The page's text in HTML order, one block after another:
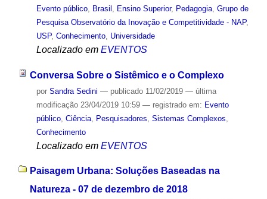
Evento público, Brasil Ensino Superior, Pedagogia, Grupo de
Pesquisa Observatório da Inovação e Competitividade - NAP,
USP, Conhecimento, Universidade
Localizado em EVENTOS
Conversa Sobre o Sistêmico e o Complexo
por Sandra Sedini — publicado11/02/2019 — última
modificação23/04/2019 10:59 — registrado em: Evento
público, Ciência, Pesquisadores Sistemas Complexos
Conhecimento
Localizado em EVENTOS
Paisagem Urbana: Soluções Baseadas na
Natureza - 07 de dezembro de 2018